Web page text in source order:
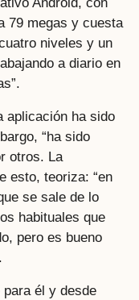
79 megas y cuesta
niveles y un
a diario en
aplicación ha sido
“ha sido
otros. La
esto, teoriza: “en
se sale de lo
habituales que
pero es bueno
él y desde